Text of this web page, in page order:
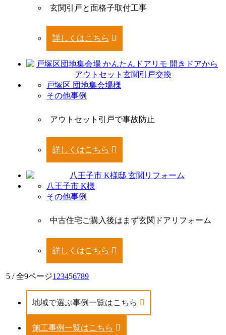
玄関引戸と面格子取付工事
詳しくはこちら
戸塚区 団地集会場様
その他事例
アウトセット引戸で事故防止
詳しくはこちら
八王子市 K様
その他事例
中古住宅ご購入後はまず玄関ドアリフォーム
詳しくはこちら
5 / 全9ページ1 23456789
地域で選ぶ事例一覧はこちら
施工事例一覧はこちら